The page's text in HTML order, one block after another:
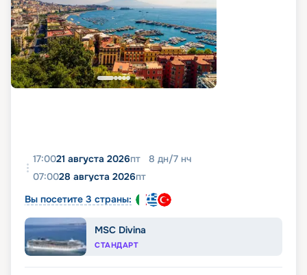
17:0021 августа 2026пт 8 дн/7 нч
07:0028 августа 2026пт
Вы посетите 3 страны:
MSC Divina
СТАНДАРТ